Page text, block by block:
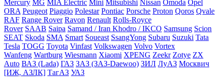
Mercury MG MIA Electric Mini Mitsubishi Nissan Omoda Opel
ORA Peugeot Piaggio Polestar Pontiac Porsche Proton Qoros Qvale
RAF Range Rover Ravon Renault Rolls-Royce
Rover SAAB Saipa Samand / Iran Khodro / IKCO Samsung Scion
SEAT Skoda SMA Smart Soueast SsangYong Subaru Suzuki Tata
Tesla TOGG Toyota Vinfast Volkswagen Volvo Vortex
Wanfeng Wartburg Wiesmann Xiaomi XPENG Zeekr Zotye ZX
Auto ВАЗ (Lada) ГАЗ ЗАЗ (ЗАЗ-Daewoo) ЗИЛ ЛуАЗ Москвич
[ИЖ, АЗЛК] ТагАЗ УАЗ